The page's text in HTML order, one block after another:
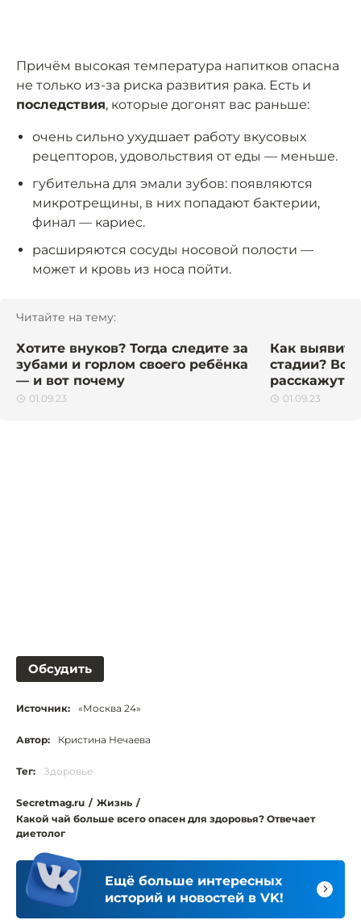
Причём высокая температура напитков опасна
не только из-за риска развития рака. Есть и
последствия, которые догонят вас раньше:
очень сильно ухудшает работу вкусовых
рецепторов, удовольствия от еды — меньше.
губительна для эмали зубов: появляются
микротрещины, в них попадают бактерии,
финал — кариес.
расширяются сосуды носовой полости —
может и кровь из носа пойти.
Читайте на тему:
Хотите внуков? Тогда следите за
зубами и горлом своего ребёнка
— и вот почему
01.09.23
Как
стадии? Всё
расскажут
01.09.23
Обсудить
Источник: «Москва 24»
Автор: Кристина Нечаева
Тег: Здоровье
Secretmag.ru / Жизнь /
Какой чай больше всего опасен для здоровья? Отвечает
диетолог
Ещё больше интересных
историй и новостей в VK!